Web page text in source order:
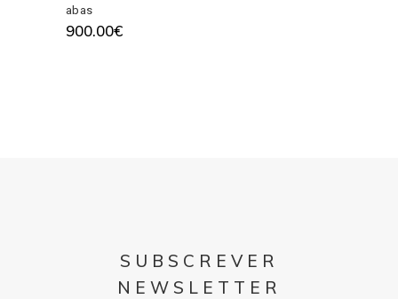
abas
900.00€
SUBSCREVER
NEWSLETTER